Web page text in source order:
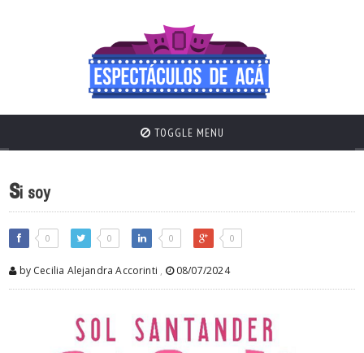
TOGGLE MENU
si soy
0 0 0 0
by Cecilia Alejandra Accorinti , 08/07/2024